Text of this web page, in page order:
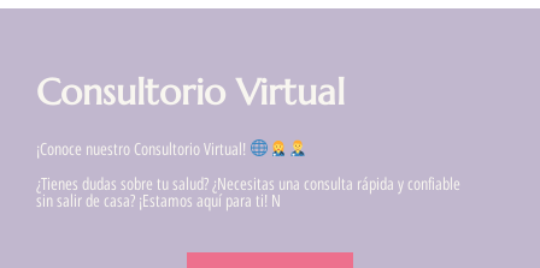
Consultorio Virtual
¡Conoce nuestro Consultorio Virtual!
¿Tienes dudas sobre tu salud? ¿Necesitas una consulta rápida y confiable
sin salir de casa? ¡Estamos aquí para ti! N